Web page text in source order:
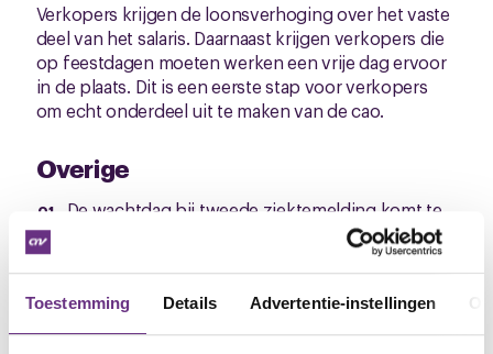
Toestemming Details Advertentie-instellingen
Verkopers krijgen de loonsverhoging over het vaste
deel van het salaris. Daarnaast krijgen verkopers die
op feestdagen moeten werken een vrije dag ervoor
in de plaats. Dit is een eerste stap voor verkopers
om echt onderdeel uit te maken van de cao.
Overige
De wachtdag bij tweede ziektemelding komt te
optrekken.